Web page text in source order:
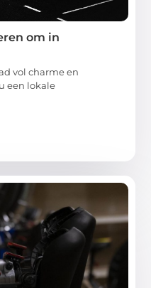
om in
vol charme en
een lokale